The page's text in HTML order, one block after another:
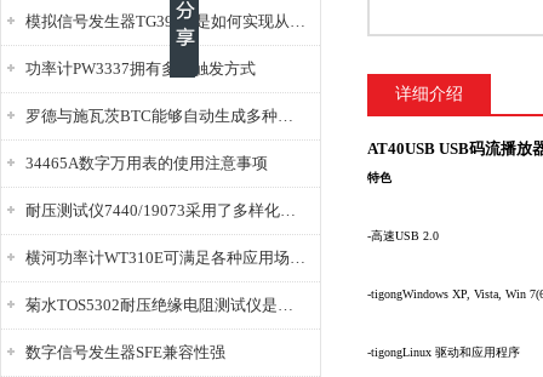
模拟信号发生器TG39BX是如何实现从直流到交流的波形转换?
功率计PW3337拥有多种触发方式
罗德与施瓦茨BTC能够自动生成多种音视频信号
34465A数字万用表的使用注意事项
耐压测试仪7440/19073采用了多样化的功能设计
横河功率计WT310E可满足各种应用场景的需求
菊水TOS5302耐压绝缘电阻测试仪是种重要的电气安全检测设备
数字信号发生器SFE兼容性强
详细介绍
AT40USB USB码流播放
特色
-高速USB 2.0
-tigongWindows XP, Vista, Win
-tigongLinux 驱动和应用程序